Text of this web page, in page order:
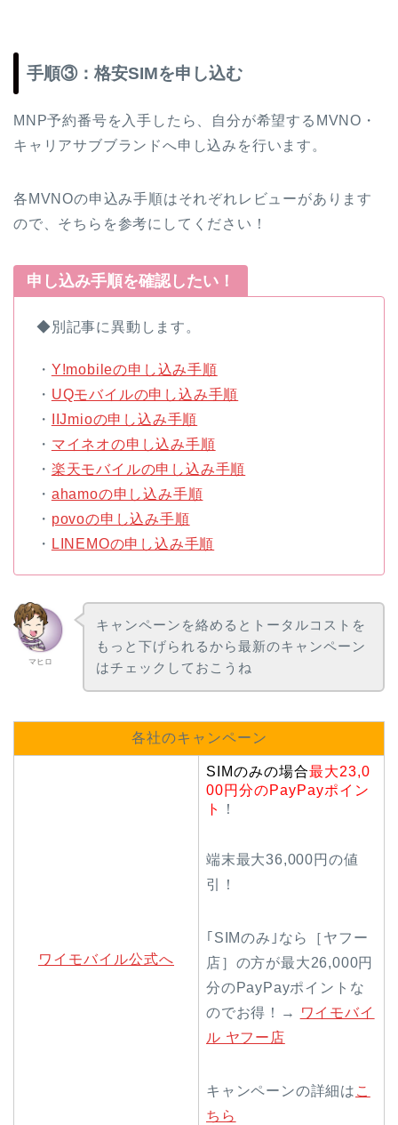
手順③：格安SIMを申し込む
MNP予約番号を入手したら、自分が希望するMVNO・
キャリアサブブランドへ申し込みを行います。
各MVNOの申込み手順はそれぞれレビューがあります
ので、そちらを参考にしてください！
申し込み手順を確認したい！
◆別記事に異動します。
・ Y!mobileの申し込み手順
・ UQモバイルの申し込み手順
・
IIJmioの申し込み手順
・ マイネオの申し込み手順
・ 楽天モバイルの申し込み手順
・ ahamoの申し込み手順
・ povoの申し込み手順
・ LINEMOの申し込み手順
マヒロ
キャンペーンを絡めるとトータルコストを
もっと下げられるから最新のキャンペーン
はチェックしておこうね
各社のキャンペーン
ワイモバイル公式へ
SIMのみの場合最大23,0
00円分のPayPayポイン
ト
！
端末最大36,000円の値
引！
｢SIMのみ｣なら［ヤフー
店］の方が最大26,000円
分のPayPayポイントな
のでお得！→
ワイモバイ
ル ヤフー店
キャンペーンの詳細は こ
ちら